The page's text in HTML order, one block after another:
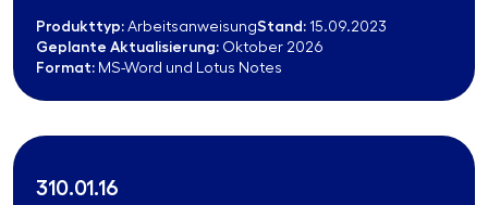
Produkttyp: ArbeitsanweisungStand: 15.09.2023
Geplante Aktualisierung: Oktober 2026
Format: MS-Word und Lotus Notes
310.01.16